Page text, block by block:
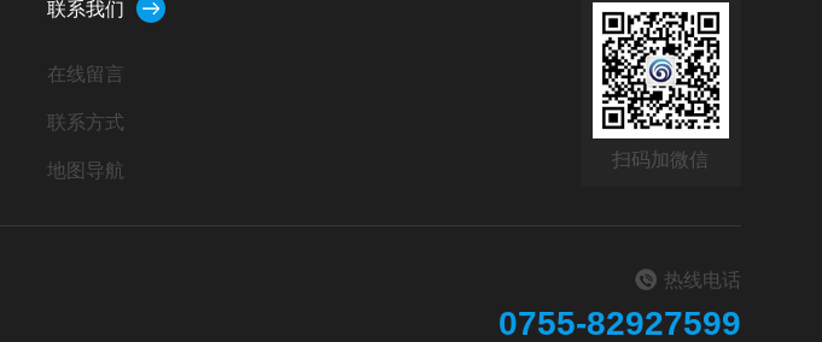
联系我们
在线留言
联系方式
地图导航
扫码加微信
热线电话
0755-82927599